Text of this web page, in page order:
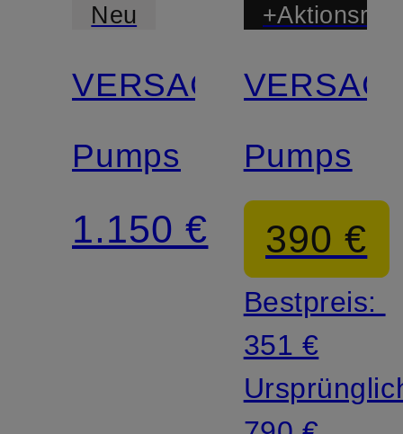
Neu
VERSACE
Pumps
1.150 €
Pumps
390 €
Bestpreis:
351 €